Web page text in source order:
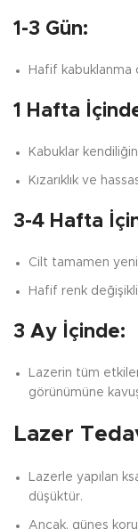
1-3 Gün:
Hafif kabuklanma
1 Hafta
Kabuklar
Kızarıklık ve
3-4 Hafta
Cilt tamamen
Hafif renk
3 Ay İçinde:
Lazerin tüm
görünümüne
Lazer
Lazerle yapılan
düşüktür.
Ancak, güneş